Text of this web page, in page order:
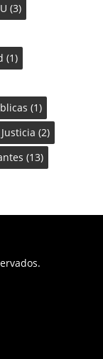
(3)
(1)
(1)
(2)
(13)